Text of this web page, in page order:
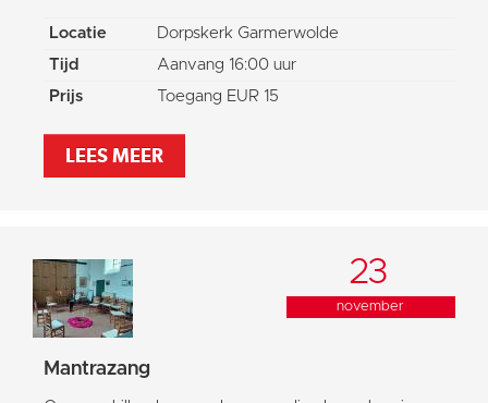
Locatie
Dorpskerk Garmerwolde
Tijd
Aanvang 16:00 uur
Prijs
Toegang EUR 15
LEES MEER
23
november
Mantrazang